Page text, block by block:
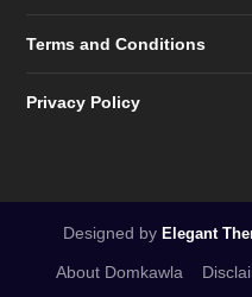
Terms and Conditions
Privacy Policy
Designed by Elegant
About Domkawla